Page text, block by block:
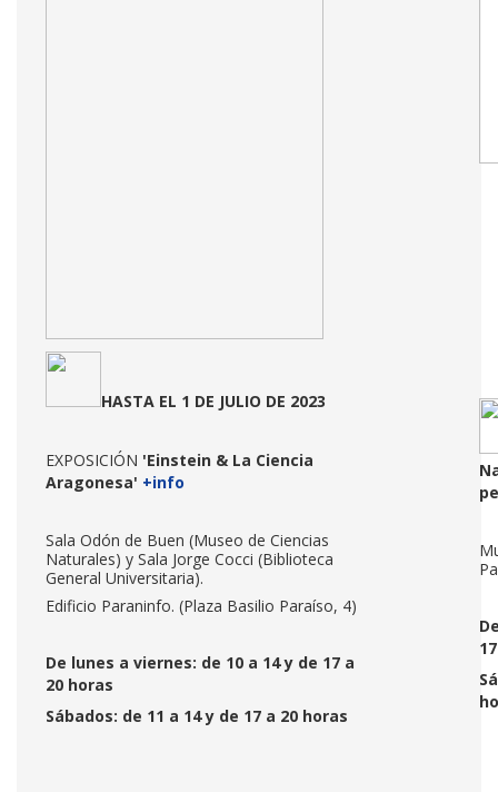
HASTA EL 1 DE JULIO DE 2023
EXPOSICIÓN 'Einstein & La Ciencia
Aragonesa' +info
Sala Odón de Buen (Museo de Ciencias
Naturales) y Sala Jorge Cocci (Biblioteca
General Universitaria).
Edificio Paraninfo. (Plaza Basilio Paraíso, 4)
De lunes a viernes: de 10 a 14 y de 17 a
20 horas
Sábados: de 11 a 14 y de 17 a 20 horas